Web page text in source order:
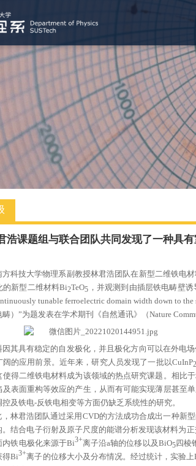
浩课题组与联合团队共同发现了一种具
方科技大学物理系副教授林君浩团队在新型二维铁电
的新型二维材料Bi2TeO5 ，并观测到由插层铁电畴壁
tunable ferroelectric domain width down to
）”为题发表在学术期刊《自然通讯》（Nature
因其具有稳定的自发极化，并且极化方向可以在外电
阔的应用前景。近年来，研究人员发现了一批以CuInP2
使得二维铁电材料成为该领域的热点研究课题。相比
及表面重构等效应的产生，从而有可能实现薄层甚至
及铁电-反铁电相变等方面仍缺乏系统性的研究。
，林君浩团队通过采用CVD的方法成功合成出一种新
。结合电子衍射及原子尺度的能谱分析发现该材料为
内铁电极化来源于Bi3+离子沿a轴的位移以及BiO5四棱
得Bi3+离子的位移大小及分布情况。经过统计，实验